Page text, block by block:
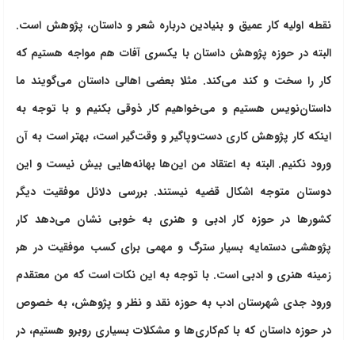
نقطه اولیه کار عمیق و بنیادین درباره شعر و داستان، پژوهش است.
البته در حوزه پژوهش داستان با یکسری آفات هم مواجه هستیم که
کار را سخت و کند می‌کند. مثلا بعضی اهالی داستان می‌گویند ما
داستان‌نویس هستیم و می‌خواهیم کار ذوقی بکنیم و با توجه به
اینکه کار پژوهش کاری دست‌وپاگیر و وقت‌گیر است، بهتر است به آن
ورود نکنیم. البته به اعتقاد من این‌ها بهانه‌هایی بیش نیست و این
دوستان متوجه اشکال قضیه نیستند. بررسی دلائل موفقیت دیگر
کشورها در حوزه کار ادبی و هنری به خوبی نشان می‌دهد کار
پژوهشی دستمایه بسیار سترگ و مهمی برای کسب موفقیت در هر
زمینه هنری و ادبی است. با توجه به این نکات است که من معتقدم
ورود جدی شهرستان ادب به حوزه نقد و نظر و پژوهش، به خصوص
در حوزه داستان که با کم‌کاری‌ها و مشکلات بسیاری روبرو هستیم، در